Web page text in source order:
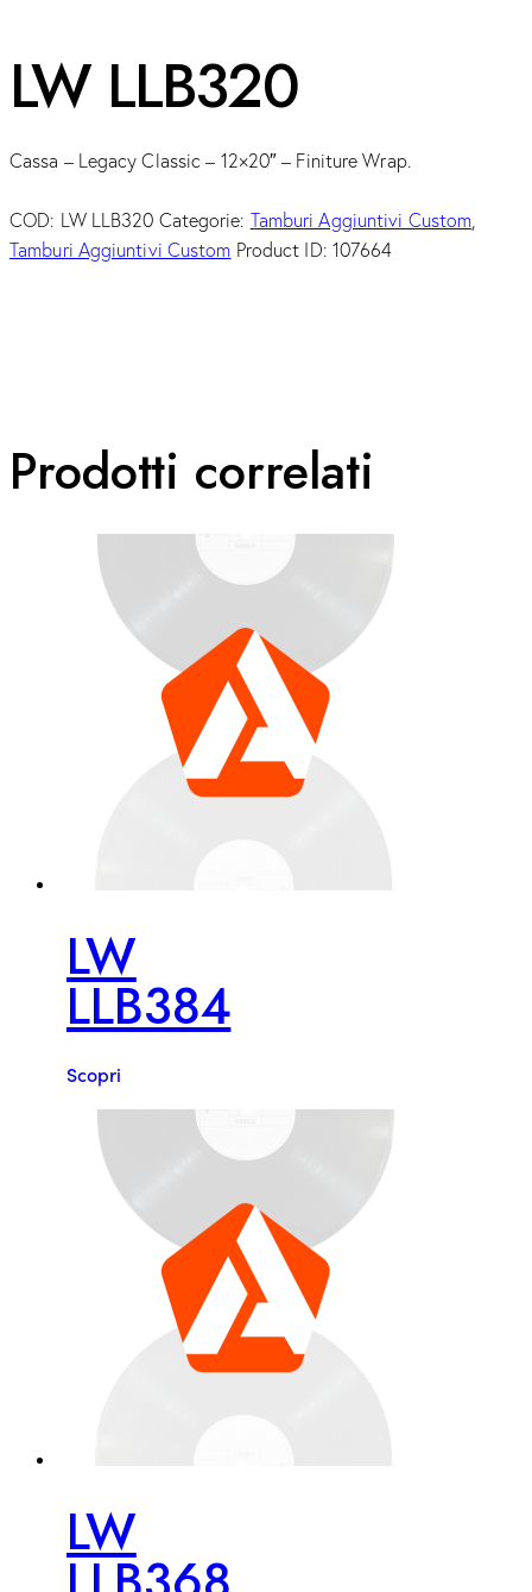
LW LLB320
Cassa – Legacy Classic – 12×20″ – Finiture Wrap.
COD: LW LLB320 Categorie: Tamburi Aggiuntivi Custom,
Tamburi Aggiuntivi Custom Product ID: 107664
Prodotti correlati
LW
LLB384
Scopri
LW